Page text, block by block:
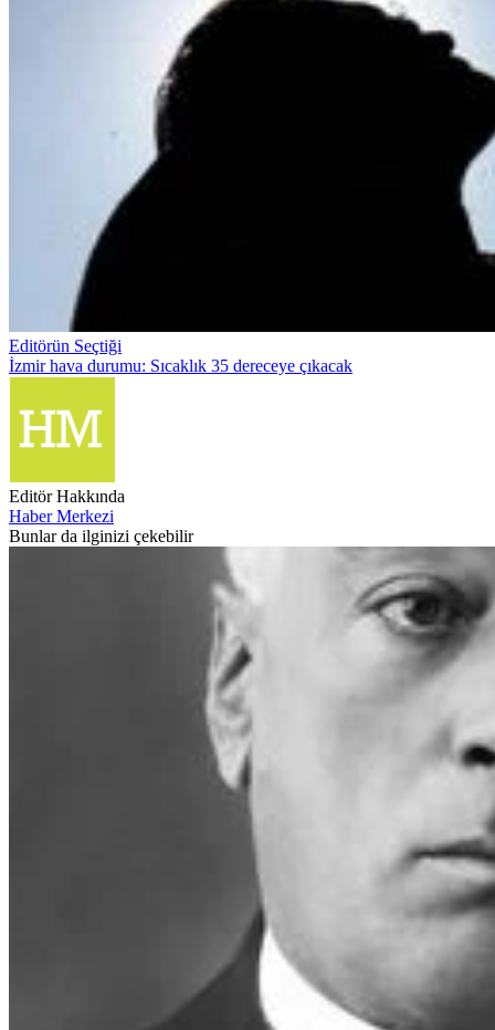
Editörün Seçtiği
İzmir hava durumu: Sıcaklık 35 dereceye çıkacak
Editör Hakkında
Haber Merkezi
Bunlar da ilginizi çekebilir